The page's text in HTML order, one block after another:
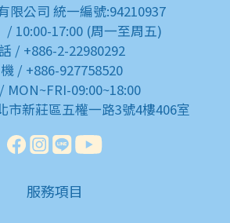
限公司 統一編號:94210937
10:00-17:00 (周一至周五)
/ +886-2-22980292
/ +886-927758520
MON~FRI-09:00~18:00
市新莊區五權一路3號4樓406室
服務項目